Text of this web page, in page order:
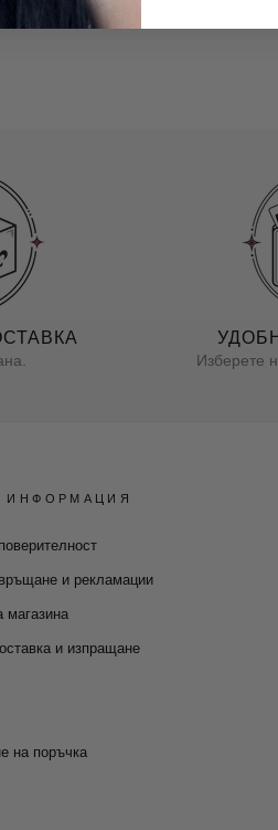
Изберете
и рекламации
магазина
и изпращане
на поръчка